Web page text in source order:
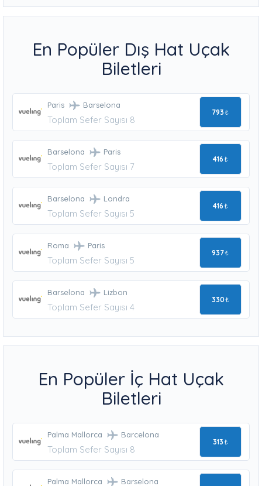
En Popüler Dış Hat Uçak
Biletleri
Paris Barselona
Toplam Sefer Sayısı 8
793₺
Barselona Paris
Toplam Sefer Sayısı 7
416₺
Barselona Londra
Toplam Sefer Sayısı 5
416₺
Roma Paris
Toplam Sefer Sayısı 5
937₺
Barselona Lizbon
Toplam Sefer Sayısı 4
330₺
En Popüler İç Hat Uçak
Biletleri
Palma Mallorca Barcelona
Toplam Sefer Sayısı 8
313₺
Palma Mallorca Barselona